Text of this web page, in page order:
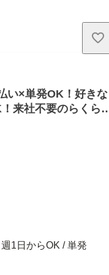
い×単発OK！好きな
来社不要のらくら
1日からOK / 単発